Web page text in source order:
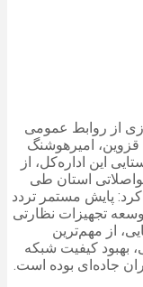
از روابط عمومی
قزوین، امیرهوشنگ
این اداره‌کل، از
مواصلاتی استان طی
پایش مستمر تردد
تجهیزات نظارتی
از مهم‌ترین
بهبود کیفیت شبکه
جاده‌ای بوده است.